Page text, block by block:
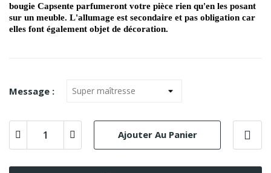
bougie Capsente parfumeront votre pièce rien qu'en les posant
sur un meuble. L'allumage est secondaire et pas obligation car
elles font également objet de décoration.
Message :
Ajouter Au Panier